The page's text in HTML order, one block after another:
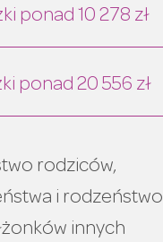
ponad 10 278 zł
ponad 20 556 zł
rodziców,
i rodzeństwo
innych